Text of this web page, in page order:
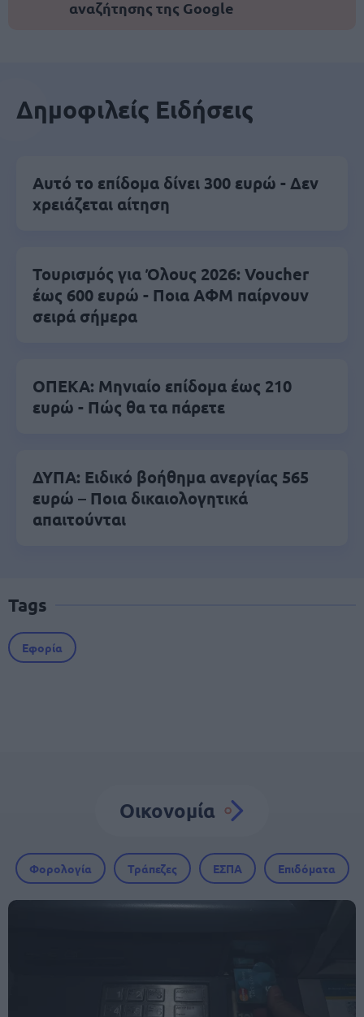
αναζήτησης της Google
Δημοφιλείς Ειδήσεις
Αυτό το επίδομα δίνει 300 ευρώ - Δεν
χρειάζεται αίτηση
Τουρισμός για Όλους 2026: Voucher
έως 600 ευρώ - Ποια ΑΦΜ παίρνουν
σειρά σήμερα
ΟΠΕΚΑ: Μηνιαίο επίδομα έως 210
ευρώ - Πώς θα τα πάρετε
ΔΥΠΑ: Ειδικό βοήθημα ανεργίας 565
ευρώ – Ποια δικαιολογητικά
απαιτούνται
Tags
Εφορία
Οικονομία
Φορολογία Τράπεζες ΕΣΠΑ Επιδόματα